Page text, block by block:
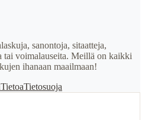
sanontoja, sitaatteja,
tai voimalauseita. Meillä on kaikki
ihanaan maailmaan!
TietoaTietosuoja